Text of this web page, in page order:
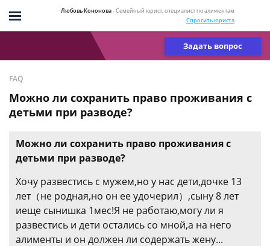
Любовь Кононова- Семейный юрист, специалист по алиментам
Спросить юриста
Задать вопрос
FAQ
Можно ли сохранить право проживания с
детьми при разводе?
Можно ли сохранить право проживания с
детьми при разводе?
Хочу развестись с мужем,но у нас дети,дочке 13
лет（не родная,но он ее удочерил）,сыну 8 лет
иеще сынишка 1мес!Я не работаю,могу ли я
развестись и дети остались со мной,а на него
алименты и он должен ли содержать жену...